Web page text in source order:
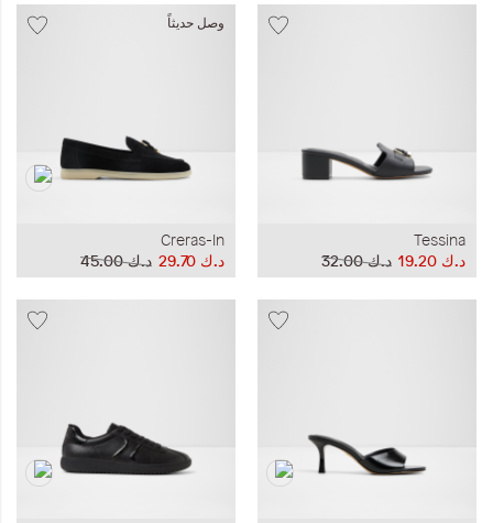
Tessina
د.ك‏ 32.00
د.ك‏ 19.20
وصل حديثاً
Creras-In
د.ك‏ 45.00
د.ك‏ 29.70